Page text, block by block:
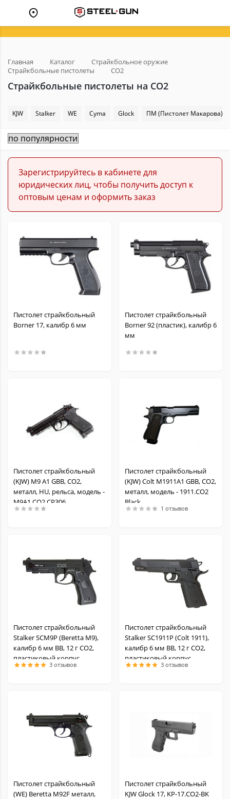
Главная Каталог
Страйкбольное оружие
Страйкбольные пистолеты
CO2
Страйкбольные пистолеты на CO2
KJW Stalker WE Cyma Glock ПМ (Пистолет Макарова)
Зарегистрируйтесь в кабинете для
юридических лиц, чтобы получить доступ к
оптовым ценам и оформить заказ
Пистолет страйкбольный
Borner 17, калибр 6 мм
Пистолет страйкбольный
Borner 92 (пластик), калибр 6
мм
Пистолет страйкбольный
(KJW) M9 A1 GBB, CO2,
металл, HU, рельса, модель -
M9A1.CO2 CP306
Пистолет страйкбольный
(KJW) Colt M1911A1 GBB, СО2,
металл, модель - 1911.CO2
Black
1 отзывов
Пистолет страйкбольный
Stalker SCM9P (Beretta M9),
калибр 6 мм BB, 12 г CO2,
пластиковый корпус
3 отзывов
Пистолет страйкбольный
Stalker SC1911P (Colt 1911),
калибр 6 мм BB, 12 г CO2,
пластиковый корпус
3 отзывов
Пистолет страйкбольный
(WE) Beretta M92F металл,
Пистолет страйкбольный
KJW Glock 17, KP-17.CO2-BK